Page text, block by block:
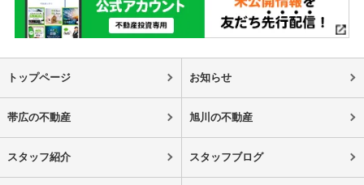
トップページ お知らせ
帯広の不動産 旭川の不動産
スタッフ紹介 スタッフブログ